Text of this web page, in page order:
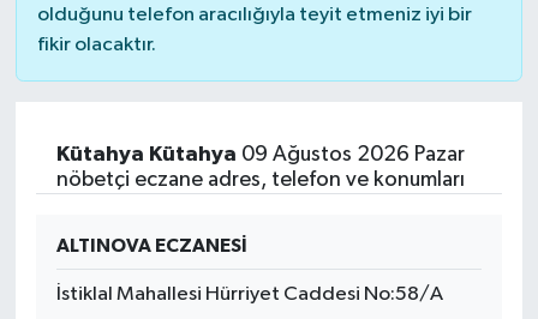
olduğunu telefon aracılığıyla teyit etmeniz iyi bir
fikir olacaktır.
Kütahya Kütahya 09 Ağustos 2026 Pazar
nöbetçi eczane adres, telefon ve konumları
ALTINOVA ECZANESİ
İstiklal Mahallesi Hürriyet Caddesi No:58/A